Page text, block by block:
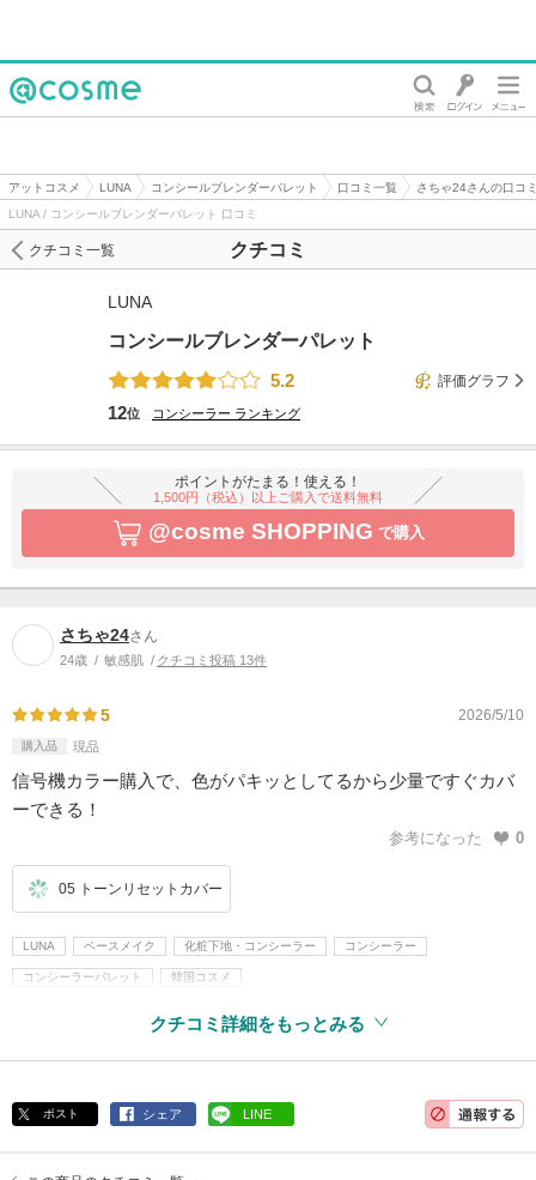
アットコスメ LUNA コンシールブレンダーパレット 口コミ一覧
さちゃ24さんの口コ
LUNA / コンシールブレンダーパレット 口コミ
クチコミ
クチコミ一覧
LUNA
コンシールブレンダーパレット
5.2
評価グラフ
12位 コンシーラー ランキング
ポイントがたまる！使える！
1,500円（税込）以上ご購入で送料無料
@cosme SHOPPING で購入
さちゃ24さん
24歳 敏感肌 クチコミ投稿 13件
5 2026/5/10
購入品 現品
信号機カラー購入で、色がパキッとしてるから少量ですぐカバ
ーできる！
参考になった 0
05 トーンリセットカバー
LUNA ベースメイク 化粧下地・コンシーラー コンシーラー
コンシーラーパレット 韓国コスメ
クチコミ詳細をもっとみる
ポスト シェア LINE